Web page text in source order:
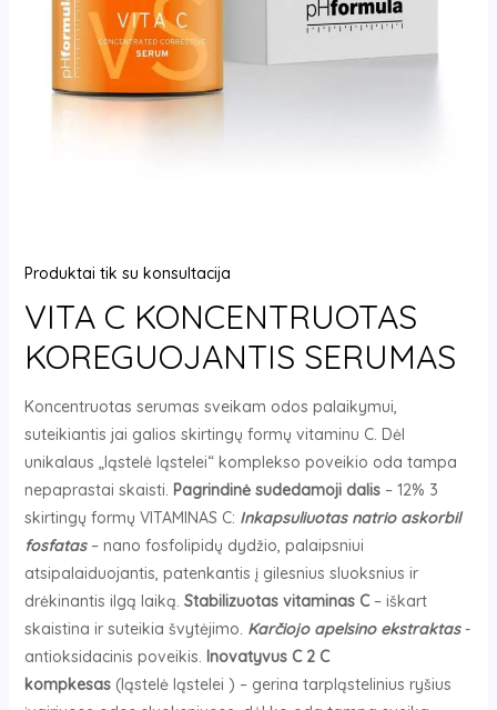
Produktai tik su konsultacija
VITA C KONCENTRUOTAS
KOREGUOJANTIS SERUMAS
Koncentruotas serumas sveikam odos palaikymui,
suteikiantis jai galios skirtingų formų vitaminu C. Dėl
unikalaus „ląstelė ląstelei“ komplekso poveikio oda tampa
nepaprastai skaisti. Pagrindinė sudedamoji dalis– 12% 3
skirtingų formų VITAMINAS C: Inkapsuliuotas natrio askorbil
fosfatas– nano fosfolipidų dydžio, palaipsniui
atsipalaiduojantis, patenkantis į gilesnius sluoksnius ir
drėkinantis ilgą laiką. Stabilizuotas vitaminas C– iškart
skaistina ir suteikia švytėjimo. Karčiojo apelsino ekstraktas-
antioksidacinis poveikis. Inovatyvus C 2 C
kompkesas(ląstelė ląstelei ) – gerina tarpląstelinius ryšius